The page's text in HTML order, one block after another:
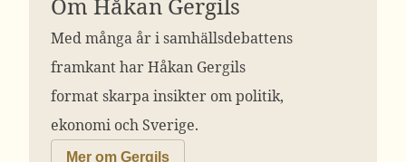
Med många år i samhällsdebattens
framkant har Håkan Gergils
format skarpa insikter om politik,
ekonomi och Sverige.
Mer om Gergils